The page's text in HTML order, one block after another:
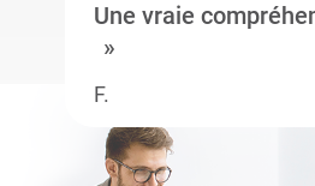
Une vraie
F.